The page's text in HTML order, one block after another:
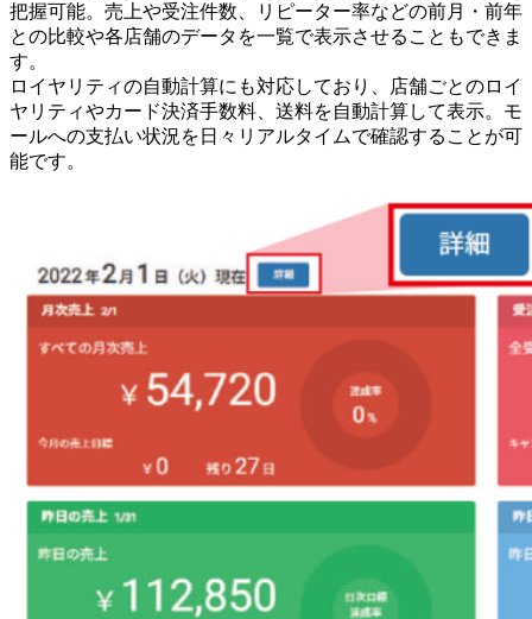
把握可能。売上や受注件数、リピーター率などの前月・前年
との比較や各店舗のデータを一覧で表示させることもできま
す。
ロイヤリティの自動計算にも対応しており、店舗ごとのロイ
ヤリティやカード決済手数料、送料を自動計算して表示。モ
ールへの支払い状況を日々リアルタイムで確認することが可
能です。